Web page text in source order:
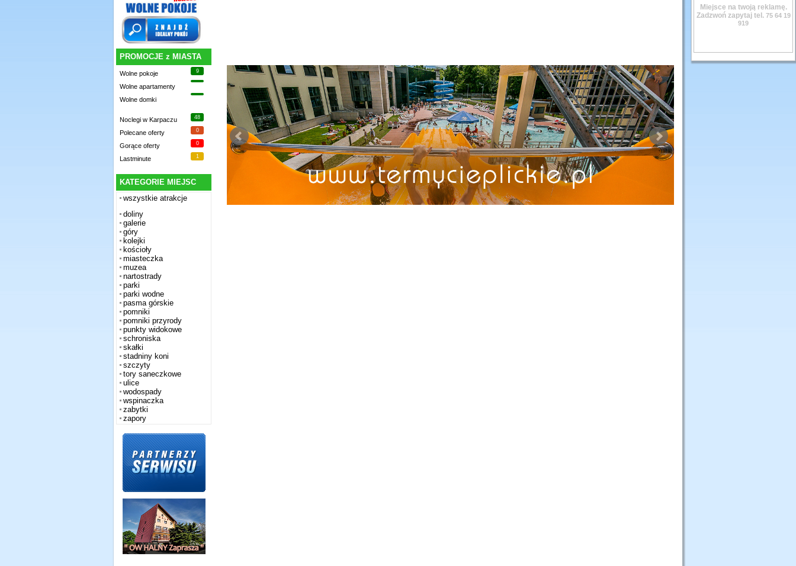
PROMOCJE z MIASTA
Wolne pokoje 9
Wolne apartamenty
Wolne domki
Noclegi w Karpaczu 48
Polecane oferty 0
Gorące oferty 0
Lastminute 1
KATEGORIE MIEJSC
wszystkie atrakcje
doliny
galerie
góry
kolejki
kościoły
miasteczka
muzea
nartostrady
parki
parki wodne
pasma górskie
pomniki
pomniki przyrody
punkty widokowe
schroniska
skałki
stadniny koni
szczyty
tory saneczkowe
ulice
wodospady
wspinaczka
zabytki
zapory
Miejsce na twoją reklamę.
Zadzwoń zapytaj tel. 75 64 19
919